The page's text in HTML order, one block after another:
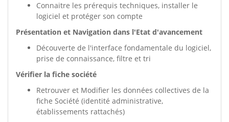
Connaitre les prérequis techniques, installer le
logiciel et protéger son compte
Présentation et Navigation dans l'Etat d'avancement
Découverte de l'interface fondamentale du logiciel,
prise de connaissance, filtre et tri
Vérifier la fiche société
Retrouver et Modifier les données collectives de la
fiche Société (identité administrative,
établissements rattachés)